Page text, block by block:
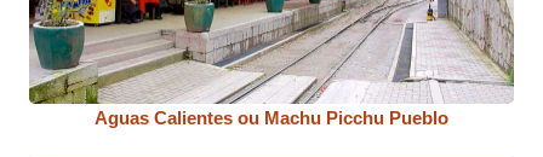
Aguas Calientes ou Machu Picchu Pueblo